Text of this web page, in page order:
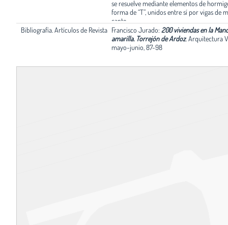
se resuelve mediante elementos de
forma de “T”, unidos entre sí por vigas de
canto.
La planta baja está resuelta mediante un
porticado en la zona central, el acceso
Bibliografía. Artículos de Revista Francisco Jurado: 200 viviendas en la
amarilla. Torrejón de Ardoz.Arquitectura
mayo-junio, 87-98